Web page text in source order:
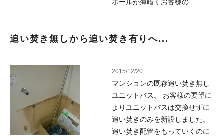
ホールが薄暗くお客様の...
追い焚き無しから追い焚き有りへ...
2015/12/20
マンションの既存追い焚き無し
ユニットバス。 お客様の要望に
よりユニットバスは交換せずに
追い焚きのみを新設しました。
追い焚き配管をもっていくのに